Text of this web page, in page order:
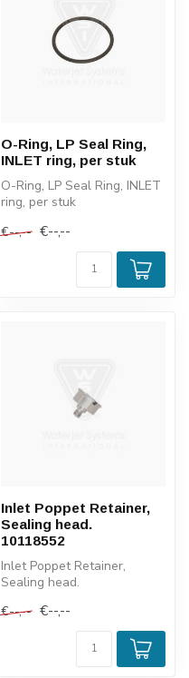
O-Ring, LP Seal Ring,
INLET ring, per stuk
O-Ring, LP Seal Ring, INLET
ring, per stuk
€--,-- €--,--
Inlet Poppet Retainer,
Sealing head.
10118552
Inlet Poppet Retainer,
Sealing head.
€--,-- €--,--